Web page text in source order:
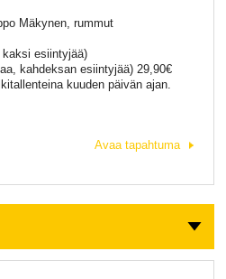
Mäkynen, rummut
esiintyjää)
kahdeksan esiintyjää) 29,90€
kuuden päivän ajan.
Avaa tapahtuma